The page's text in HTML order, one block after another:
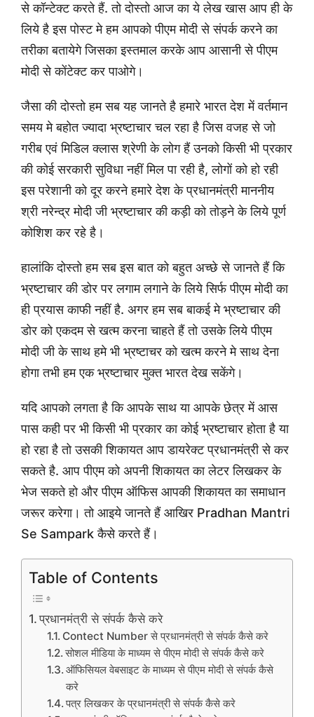
से कॉन्टेक्ट करते हैं. तो दोस्तो आज का ये लेख खास आप ही के
लिये है इस पोस्ट मे हम आपको पीएम मोदी से संपर्क करने का
तरीका बतायेगे जिसका इस्तमाल करके आप आसानी से पीएम
मोदी से कोंटेक्ट कर पाओगे।
जैसा की दोस्तो हम सब यह जानते है हमारे भारत देश में वर्तमान
समय मे बहोत ज्यादा भ्रष्टाचार चल रहा है जिस वजह से जो
गरीब एवं मिडिल क्लास श्रेणी के लोग हैं उनको किसी भी प्रकार
की कोई सरकारी सुविधा नहीं मिल पा रही है, लोगों को हो रही
इस परेशानी को दूर करने हमारे देश के प्रधानमंत्री माननीय
श्री नरेन्द्र मोदी जी भ्रष्टाचार की कड़ी को तोड़ने के लिये पूर्ण
कोशिश कर रहे है।
हालांकि दोस्तो हम सब इस बात को बहुत अच्छे से जानते हैं कि
भ्रष्टाचार की डोर पर लगाम लगाने के लिये सिर्फ पीएम मोदी का
ही प्रयास काफी नहीं है. अगर हम सब बाकई मे भ्रष्टाचार की
डोर को एकदम से खत्म करना चाहते हैं तो उसके लिये पीएम
मोदी जी के साथ हमे भी भ्रष्टाचर को खत्म करने मे साथ देना
होगा तभी हम एक भ्रष्टाचार मुक्त भारत देख सकेंगे।
यदि आपको लगता है कि आपके साथ या आपके छेत्र में आस
पास कही पर भी किसी भी प्रकार का कोई भ्रष्टाचार होता है या
हो रहा है तो उसकी शिकायत आप डायरेक्ट प्रधानमंत्री से कर
सकते है. आप पीएम को अपनी शिकायत का लेटर लिखकर के
भेज सकते हो और पीएम ऑफिस आपकी शिकायत का समाधान
जरूर करेगा। तो आइये जानते हैं आखिर Pradhan Mantri
Se Sampark कैसे करते हैं।
Table of Contents
प्रधानमंत्री से संपर्क कैसे करे
Contect Number से प्रधानमंत्री से संपर्क कैसे करे
सोशल मीडिया के माध्यम से पीएम मोदी से संपर्क कैसे करे
ऑफिसियल वेबसाइट के माध्यम से पीएम मोदी से संपर्क कैसे
करे
पत्र लिखकर के प्रधानमंत्री से संपर्क कैसे करे